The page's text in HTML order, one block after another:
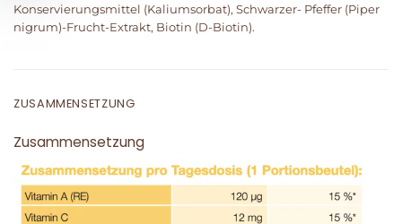
Konservierungsmittel (Kaliumsorbat), Schwarzer- Pfeffer (Piper
nigrum)-Frucht-Extrakt, Biotin (D-Biotin).
ZUSAMMENSETZUNG
Zusammensetzung